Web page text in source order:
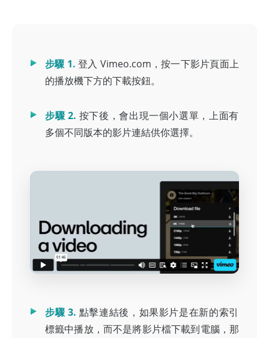
步驟 1. 登入 Vimeo.com，按一下影片頁面上
的播放機下方的下載按鈕。
步驟 2. 按下後，會出現一個小選單，上面有
多個不同版本的影片連結供你選擇。
步驟 3. 點擊連結後，如果影片是在新的索引
標籤中播放，而不是將影片檔下載到電腦，那